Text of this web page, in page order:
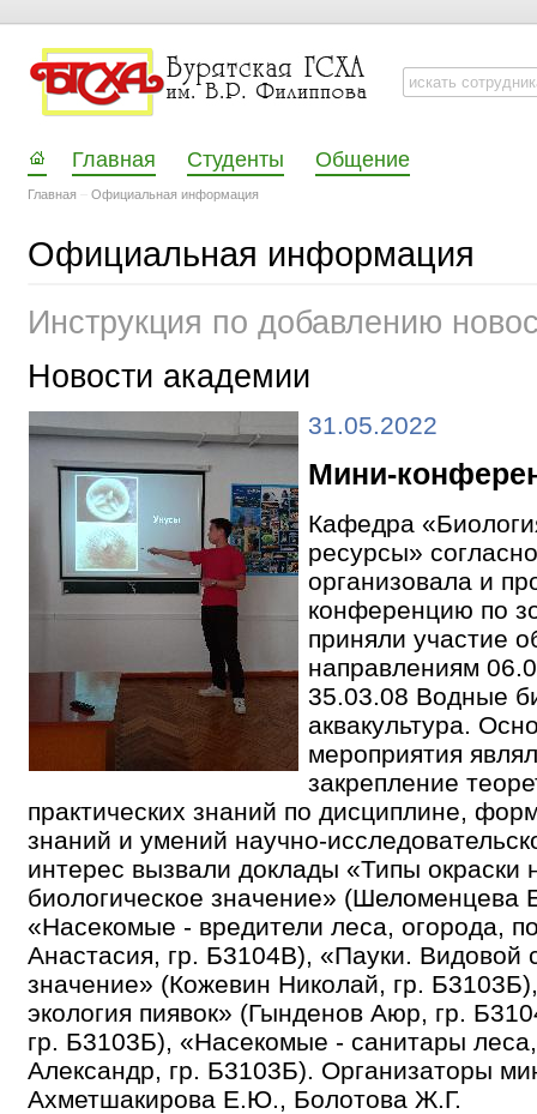
Главная Студенты Общение
Главная Официальная информация
Официальная информация
Инструкция по добавлению
Новости академии
31.05.2022
Мини-
Кафедра
ресурсы»
организовала и
конференцию по
приняли участие
направлениям
35.03.08 Водные
аквакультура.
мероприятия
закрепление
практических знаний по дисциплине,
знаний и умений научно-
интерес вызвали доклады «Типы окраски
биологическое значение» (Шеломенцева
«Насекомые - вредители леса, огорода,
Анастасия, гр. Б3104В), «Пауки. Видовой
значение» (Кожевин Николай, гр.
экология пиявок» (Гынденов Аюр, гр.
гр. Б3103Б), «Насекомые - санитары
Александр, гр. Б3103Б). Организаторы
Ахметшакирова Е.Ю., Болотова Ж.Г.